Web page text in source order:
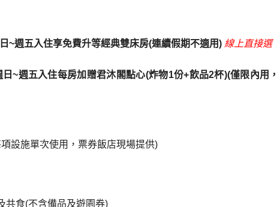
~週五入住享免費升等經典雙床房(連續假期不適用) 線上直接選
~週五入住每房加贈君沐閣點心(炸物1份+飲品2杯)(僅限內用，
設施單次使用，票券飯店現場提供)
共食(不含備品及遊園券)